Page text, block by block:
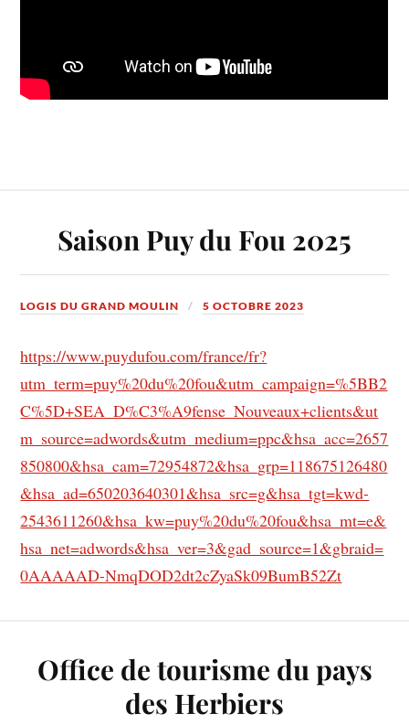
Saison Puy du Fou 2025
LOGIS DU GRAND MOULIN 5 OCTOBRE 2023
https://www.puydufou.com/france/fr?
utm_term=puy%20du%20fou&utm_campaign=%5BB2
C%5D+SEA_D%C3%A9fense_Nouveaux+clients&ut
m_source=adwords&utm_medium=ppc&hsa_acc=2657
850800&hsa_cam=72954872&hsa_grp=118675126480
&hsa_ad=650203640301&hsa_src=g&hsa_tgt=kwd-
2543611260&hsa_kw=puy%20du%20fou&hsa_mt=e&
hsa_net=adwords&hsa_ver=3&gad_source=1&gbraid=
0AAAAAD-NmqDOD2dt2cZyaSk09BumB52Zt
Office de tourisme du pays
des Herbiers